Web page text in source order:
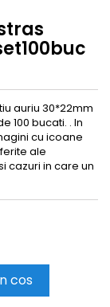
auriu 30*22mm
100 bucati. . In
cu icoane
ale
cazuri in care un
cos